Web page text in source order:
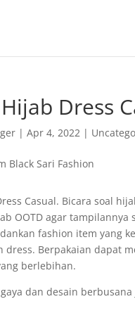
Dress
|Apr 4, 2022 |
Casual. Bicara soal
OOTD agar
fashion item yang
dress. Berpakaian dapat
berlebihan.
dan desain